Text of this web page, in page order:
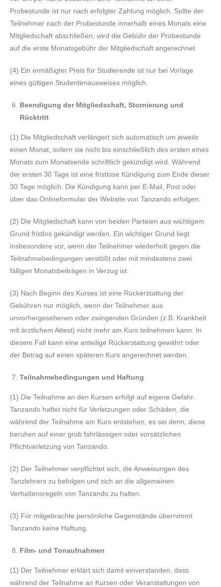
Probestunde ist nur nach erfolgter Zahlung möglich. Sollte der
Teilnehmer nach der Probestunde innerhalb eines Monats eine
Mitgliedschaft abschließen, wird die Gebühr der Probestunde
auf die erste Monatsgebühr der Mitgliedschaft angerechnet.
(4) Ein ermäßigter Preis für Studierende ist nur bei Vorlage
eines gültigen Studentenausweises möglich.
Beendigung der Mitgliedschaft, Stornierung und
Rücktritt
(1) Die Mitgliedschaft verlängert sich automatisch um jeweils
einen Monat, sofern sie nicht bis einschließlich des ersten eines
Monats zum Monatsende schriftlich gekündigt wird. Während
der ersten 30 Tage ist eine fristlose Kündigung zum Ende dieser
30 Tage möglich. Die Kündigung kann per E-Mail, Post oder
über das Onlineformular der Website von Tanzando erfolgen.
(2) Die Mitgliedschaft kann von beiden Parteien aus wichtigem
Grund fristlos gekündigt werden. Ein wichtiger Grund liegt
insbesondere vor, wenn der Teilnehmer wiederholt gegen die
Teilnahmebedingungen verstößt oder mit mindestens zwei
fälligen Monatsbeiträgen in Verzug ist.
(3) Nach Beginn des Kurses ist eine Rückerstattung der
Gebühren nur möglich, wenn der Teilnehmer aus
unvorhergesehenen oder zwingenden Gründen (z.B. Krankheit
mit ärztlichem Attest) nicht mehr am Kurs teilnehmen kann. In
diesem Fall kann eine anteilige Rückerstattung gewährt oder
der Betrag auf einen späteren Kurs angerechnet werden.
Teilnahmebedingungen und Haftung
(1) Die Teilnahme an den Kursen erfolgt auf eigene Gefahr.
Tanzando haftet nicht für Verletzungen oder Schäden, die
während der Teilnahme am Kurs entstehen, es sei denn, diese
beruhen auf einer grob fahrlässigen oder vorsätzlichen
Pflichtverletzung von Tanzando.
(2) Der Teilnehmer verpflichtet sich, die Anweisungen des
Tanzlehrers zu befolgen und sich an die allgemeinen
Verhaltensregeln von Tanzando zu halten.
(3) Für mitgebrachte persönliche Gegenstände übernimmt
Tanzando keine Haftung.
Film- und Tonaufnahmen
(1) Der Teilnehmer erklärt sich damit einverstanden, dass
während der Teilnahme an Kursen oder Veranstaltungen von